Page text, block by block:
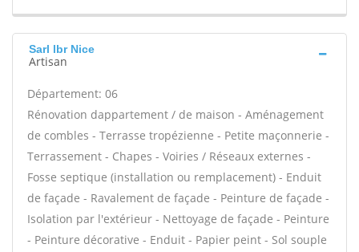
Sarl lbr Nice
Artisan
Département: 06
Rénovation dappartement / de maison - Aménagement
de combles - Terrasse tropézienne - Petite maçonnerie -
Terrassement - Chapes - Voiries / Réseaux externes -
Fosse septique (installation ou remplacement) - Enduit
de façade - Ravalement de façade - Peinture de façade -
Isolation par l'extérieur - Nettoyage de façade - Peinture
- Peinture décorative - Enduit - Papier peint - Sol souple